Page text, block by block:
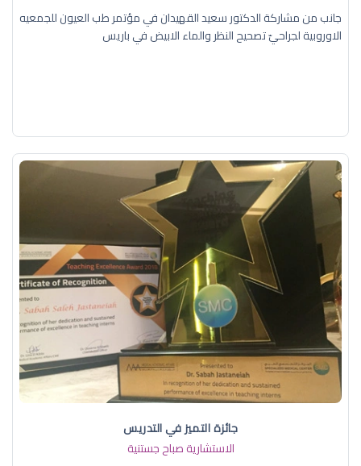
جانب من مشاركة الدكتور سعيد القهيدان في مؤتمر طب العيون للجمعيه
الاوروبية لجراحيّ تصحيح النظر والماء الابيض في باريس
جائزة التميز في التدريس
الاستشارية صباح جستنية